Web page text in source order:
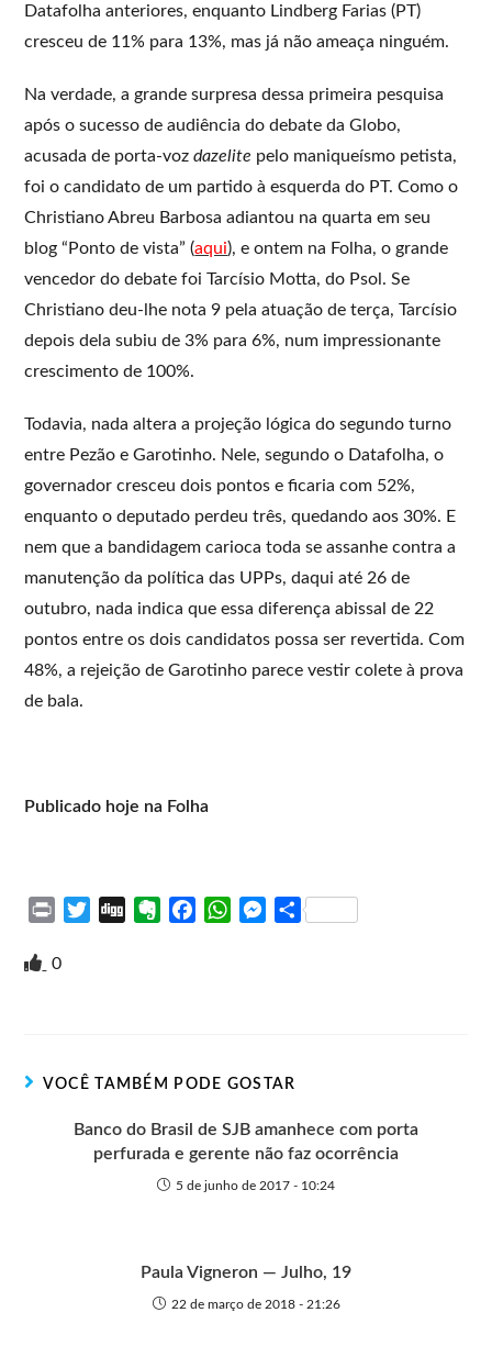
Datafolha anteriores, enquanto Lindberg Farias (PT)
cresceu de 11% para 13%, mas já não ameaça ninguém.
Na verdade, a grande surpresa dessa primeira pesquisa
após o sucesso de audiência do debate da Globo,
acusada de porta-vozdazelite pelo maniqueísmo petista,
foi o candidato de um partido à esquerda do PT. Como o
Christiano Abreu Barbosa adiantou na quarta em seu
blog “Ponto de vista” (aqui), e ontem na Folha, o grande
vencedor do debate foi Tarcísio Motta, do Psol. Se
Christiano deu-lhe nota 9 pela atuação de terça, Tarcísio
depois dela subiu de 3% para 6%, num impressionante
crescimento de 100%.
Todavia, nada altera a projeção lógica do segundo turno
entre Pezão e Garotinho. Nele, segundo o Datafolha, o
governador cresceu dois pontos e ficaria com 52%,
enquanto o deputado perdeu três, quedando aos 30%. E
nem que a bandidagem carioca toda se assanhe contra a
manutenção da política das UPPs, daqui até 26 de
outubro, nada indica que essa diferença abissal de 22
pontos entre os dois candidatos possa ser revertida. Com
48%, a rejeição de Garotinho parece vestir colete à prova
de bala.
Publicado hoje na Folha
i
D
e
k
W
p
M
e
S
0
VOCÊ TAMBÉM PODE GOSTAR
Banco do Brasil de SJB amanhece com porta
perfurada e gerente não faz ocorrência
5 de junho de 2017 - 10:24
Paula Vigneron — Julho, 19
22 de março de 2018 - 21:26